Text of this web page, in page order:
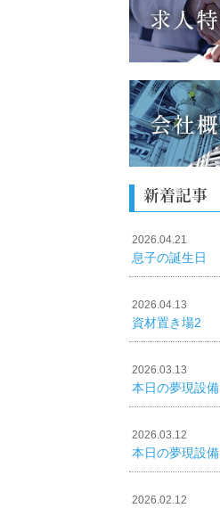
新着記事
2026.04.21
息子の誕生日
2026.04.13
資材置き場2
2026.03.13
本日の夢現設備
2026.03.12
本日の夢現設備
2026.02.12